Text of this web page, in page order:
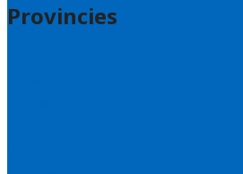
Provincies